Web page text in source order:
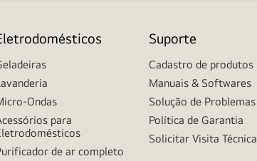
Ondas
para
de ar completo
Suporte
Cadastro de produtos
Manuais & Softwares
Solução de Problemas
Política de Garantia
Solicitar Visita Técnica